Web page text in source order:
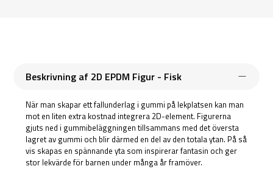
Beskrivning af 2D EPDM Figur - Fisk
När man skapar ett fallunderlag i gummi på lekplatsen kan man
mot en liten extra kostnad integrera 2D-element. Figurerna
gjuts ned i gummibeläggningen tillsammans med det översta
lagret av gummi och blir därmed en del av den totala ytan. På så
vis skapas en spännande yta som inspirerar fantasin och ger
stor lekvärde för barnen under många år framöver.